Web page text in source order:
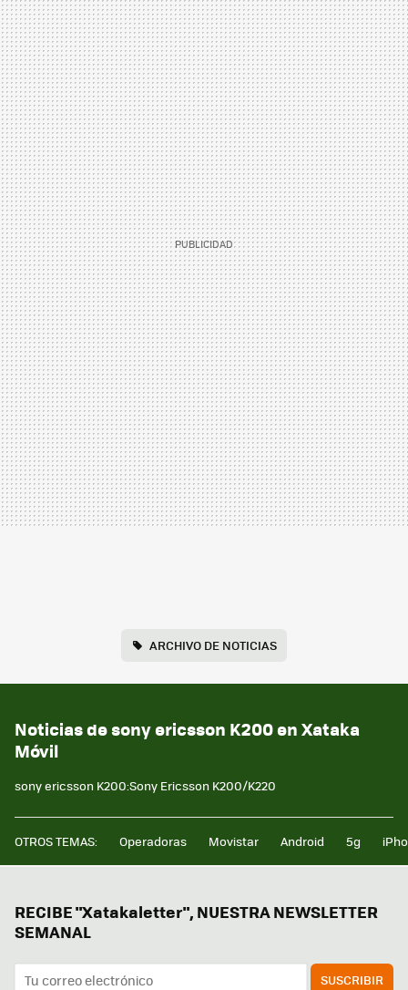
ARCHIVO DE NOTICIAS
Noticias de sony ericsson K200 en Xataka
Móvil
sony ericsson K200:Sony Ericsson K200/K220
OTROS TEMAS: Operadoras Movistar Android 5g
RECIBE "Xatakaletter", NUESTRA NEWSLETTER
SEMANAL
SUSCRIBIR